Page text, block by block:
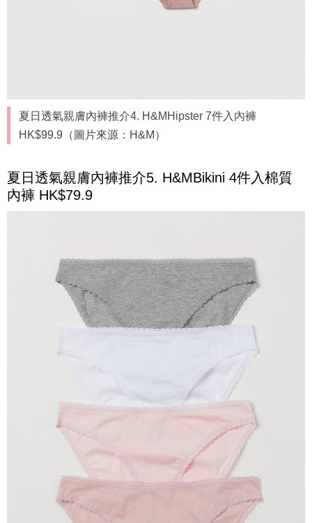
夏日透氣親膚內褲推介4. H&MHipster 7件入內褲
HK$99.9（圖片來源：H&M）
夏日透氣親膚內褲推介5. H&MBikini 4件入棉質
內褲 HK$79.9